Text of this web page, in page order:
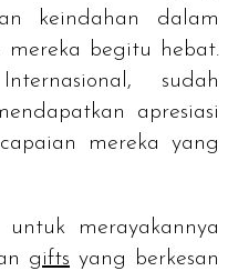
keindahan dalam
mereka begitu hebat.
sudah
apresiasi
mereka yang
merayakannya
gifts yang berkesan